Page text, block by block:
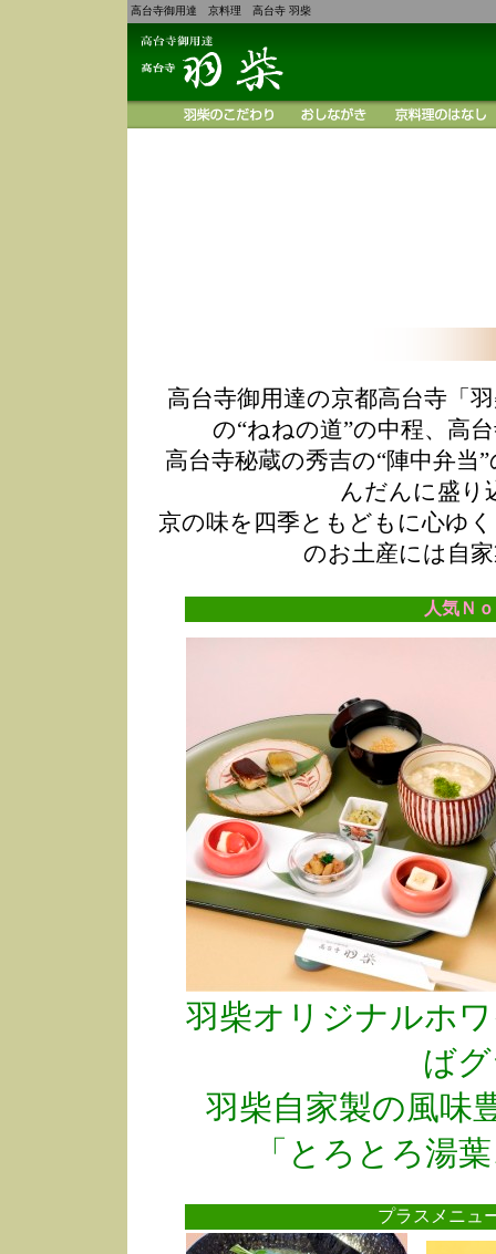
高台寺御用達 京料理 高台寺 羽柴
高台寺御用達の京都高台寺「
の“ねねの道”の中程、高
高台寺秘蔵の秀吉の“陣中弁
んだんに盛り
京の味を四季ともどもに心ゆ
のお土産には自
人気Ｎ
羽柴オリジナルホ
ば
羽柴自家製の風味
「とろとろ湯
プラスメニ